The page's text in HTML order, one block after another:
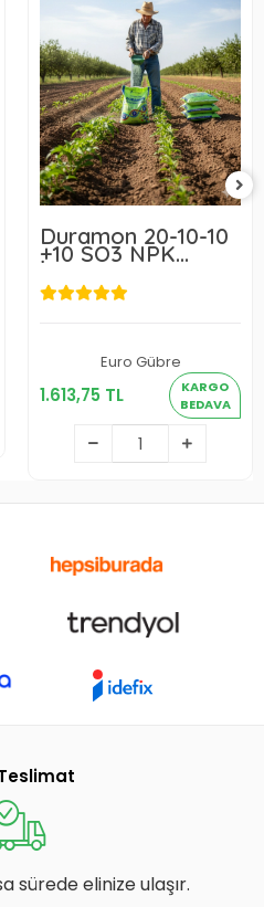
Duramon 20-10-10
+10 SO3 NPK
İnhibitörlü Yeşil -
Akıllı Gübre 25 Kg
Euro Gübre
1.613,75 TL
KARGO
BEDAVA
1.613,75 TL
Sepete Ekle
Teslimat
sürede elinize ulaşır.